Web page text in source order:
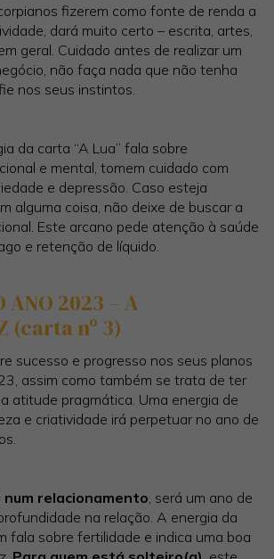
fizerem como fonte de renda a
dará muito certo – escrita, artes,
geral. Cuidado antes de realizar um
não faça nada que não tenha
nos seus instintos.
da carta “A Lua” fala sobre
e mental, tomem cuidado com
e depressão. Caso esteja
alguma coisa, não deixe de buscar a
Este arcano pede atenção à saúde
e retenção de líquido.
ANO 2023 – A
(carta nº 3)
sucesso e progresso nos seus planos
assim como também se trata de ter
atitude pragmática. Uma energia de
e criatividade irá perpetuar no ano de
relacionamento , será um ano de
na relação. A energia da
fala sobre fertilidade e indica uma boa